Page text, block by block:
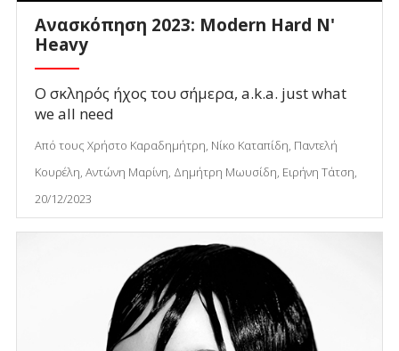
Ανασκόπηση 2023: Modern Hard N'
Heavy
Ο σκληρός ήχος του σήμερα, a.k.a. just what
we all need
Από τους Χρήστο Καραδημήτρη, Νίκο Καταπίδη, Παντελή
Κουρέλη, Αντώνη Μαρίνη, Δημήτρη Μωυσίδη, Ειρήνη Τάτση,
20/12/2023